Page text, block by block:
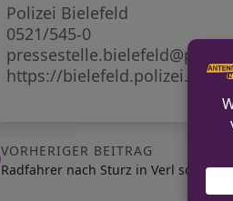
Polizei Bielefeld
0521/545-0
https://bielefeld.polizei.nrw/
VORHERIGER BEITRAG
Radfahrer nach Sturz in Verl schwer